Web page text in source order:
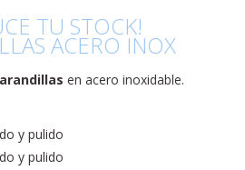
TU STOCK!
ACERO INOX
en acero inoxidable.
y pulido
y pulido